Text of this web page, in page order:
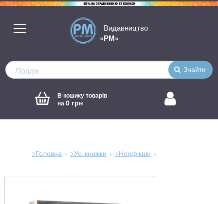
Видавництво
«РМ»
Знайти
В кошику товарів
на0 грн
>Головна >Усі книжки
>Нонфікшн
тут: